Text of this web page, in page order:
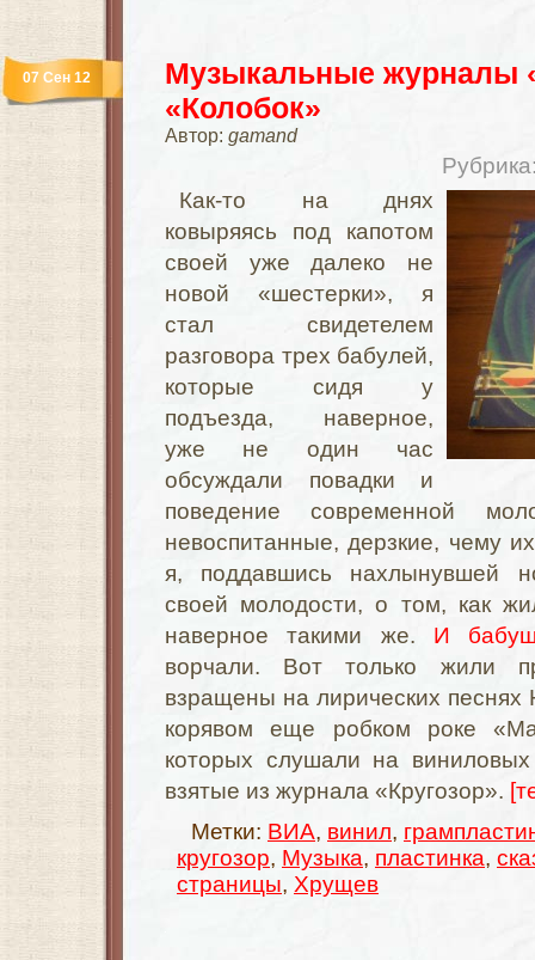
Музыкальные журналы
«Колобок»
Автор: gamand
07 Сен 12
Как-то на днях
ковыряясь под капотом
своей уже далеко не
новой «шестерки», я
стал свидетелем
разговора трех бабулей,
которые сидя у
подъезда, наверное,
уже не один час
обсуждали повадки и
поведение современной
невоспитанные, дерзкие, чему
я, поддавшись нахлынувшей
своей молодости, о том, как
наверное такими же. И
ворчали. Вот только жили
взращены на лирических
корявом еще робком роке
которых слушали на
взятые из журнала «Кругозор».
Метки: ВИА, винил,
кругозор, Музыка, пластинка,
страницы, Хрущев